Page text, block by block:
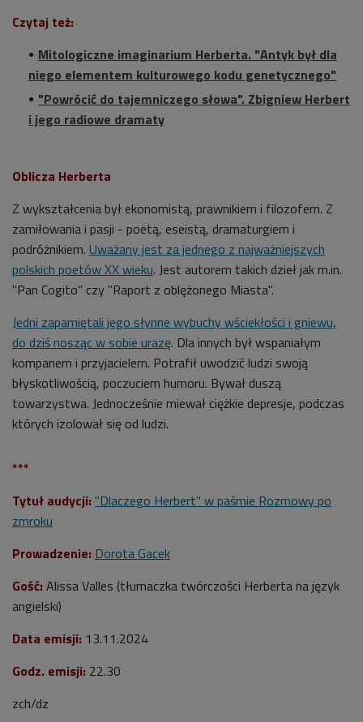
Czytaj też:
Mitologiczne imaginarium Herberta. "Antyk był dla
niego elementem kulturowego kodu genetycznego"
"Powrócić do tajemniczego słowa". Zbigniew Herbert
i jego radiowe dramaty
Oblicza Herberta
Z wykształcenia był ekonomistą, prawnikiem i filozofem. Z
zamiłowania i pasji - poetą, eseistą, dramaturgiem i
podróżnikiem. Uważany jest za jednego z najważniejszych
polskich poetów XX wieku. Jest autorem takich dzieł jak m.in.
"Pan Cogito" czy "Raport z oblężonego Miasta".
Jedni zapamiętali jego słynne wybuchy wściekłości i gniewu,
do dziś nosząc w sobie urazę. Dla innych był wspaniałym
kompanem i przyjacielem. Potrafił uwodzić ludzi swoją
błyskotliwością, poczuciem humoru. Bywał duszą
towarzystwa. Jednocześnie miewał ciężkie depresje, podczas
których izolował się od ludzi.
***
Tytuł audycji: "Dlaczego Herbert" w paśmie Rozmowy po
zmroku
Prowadzenie: Dorota Gacek
Gość: Alissa Valles (tłumaczka twórczości Herberta na język
angielski)
Data emisji: 13.11.2024
Godz. emisji: 22.30
zch/dz